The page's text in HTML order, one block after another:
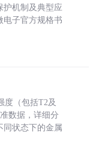
护机制及典型应
电子官方规格书
度（包括T2及
数据，详细分
同状态下的金属